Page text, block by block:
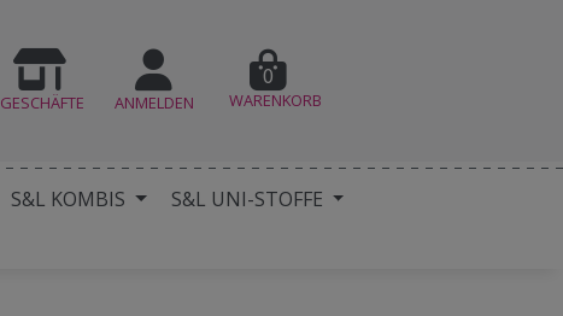
GESCHÄFTE ANMELDEN
0
WARENKORB
S&L KOMBIS
S&L UNI-STOFFE